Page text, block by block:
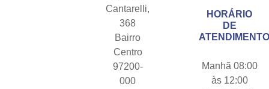
Cantarelli,
368
Bairro
Centro
97200-
000
HORÁRIO
DE
Manhã 08:00
às 12:00